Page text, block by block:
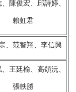
陳俊宏、邱詩婷、
賴虹君
、范智翔、李信興
王廷榆、高頌沅、
張軼勝